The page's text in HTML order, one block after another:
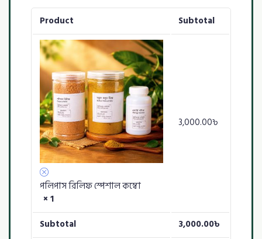
Product Subtotal
পলিপাস রিলিফ স্পেশাল কম্বো
× 1
3,000.00৳
Subtotal 3,000.00৳